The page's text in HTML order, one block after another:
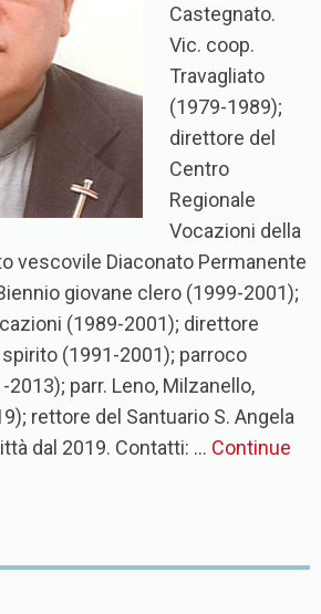
Castegnato.
Vic. coop.
Travagliato
(1979-1989);
direttore del
Centro
Regionale
Vocazioni della
vescovile Diaconato Permanente
giovane clero (1999-2001);
(1989-2001); direttore
(1991-2001); parroco
parr. Leno, Milzanello,
rettore del Santuario S. Angela
dal 2019. Contatti: … Continue